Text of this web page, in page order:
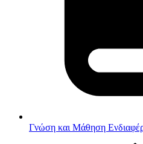
Γνώση και Μάθηση